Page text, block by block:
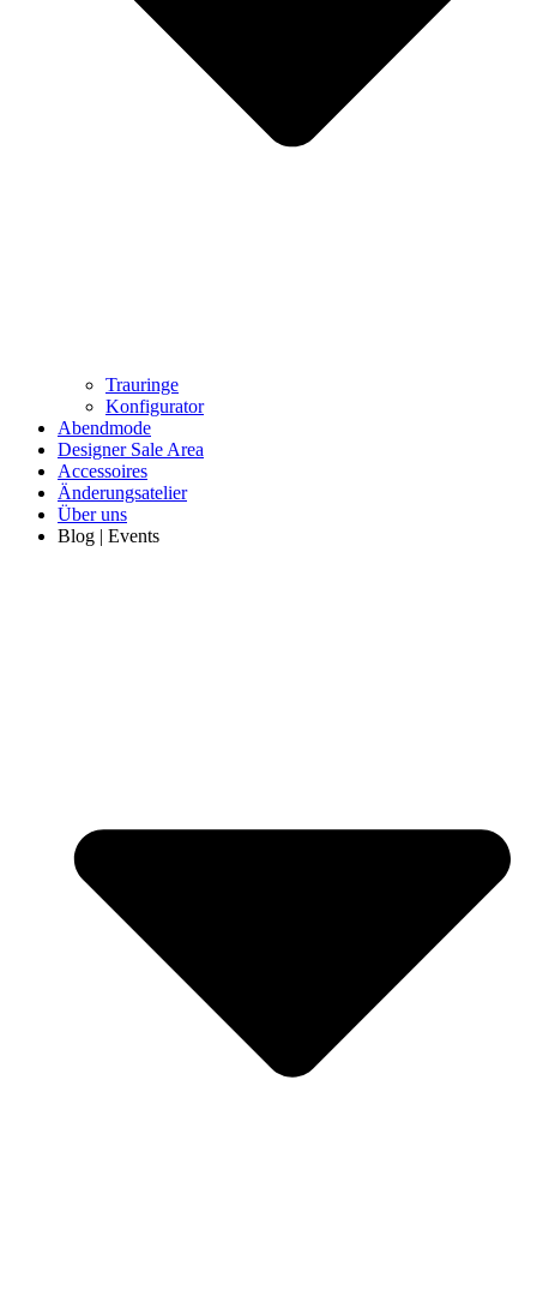
Trauringe
Konfigurator
Abendmode
Designer Sale Area
Accessoires
Änderungsatelier
Über uns
Blog | Events